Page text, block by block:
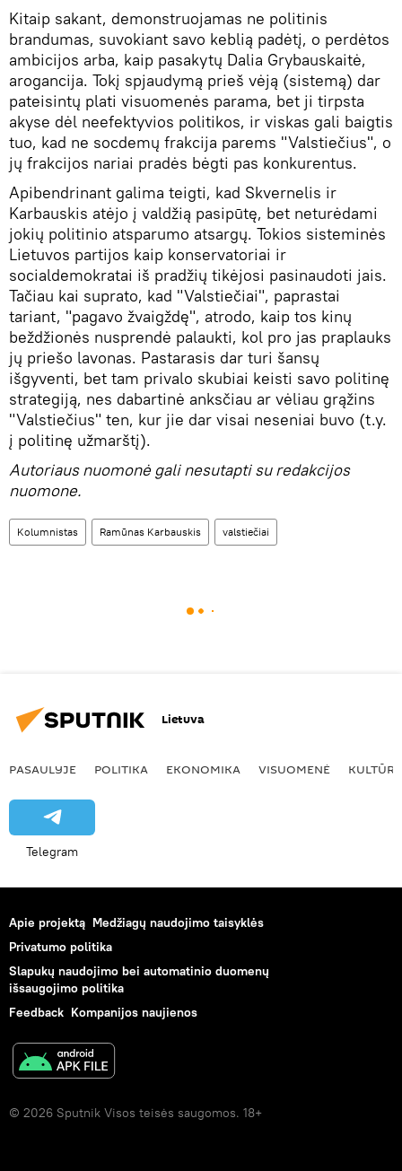
Kitaip sakant, demonstruojamas ne politinis
brandumas, suvokiant savo keblią padėtį, o perdėtos
ambicijos arba, kaip pasakytų Dalia Grybauskaitė,
arogancija. Tokį spjaudymą prieš vėją (sistemą) dar
pateisintų plati visuomenės parama, bet ji tirpsta
akyse dėl neefektyvios politikos, ir viskas gali baigtis
tuo, kad ne socdemų frakcija parems "Valstiečius", o
jų frakcijos nariai pradės bėgti pas konkurentus.
Apibendrinant galima teigti, kad Skvernelis ir
Karbauskis atėjo į valdžią pasipūtę, bet neturėdami
jokių politinio atsparumo atsargų. Tokios sisteminės
Lietuvos partijos kaip konservatoriai ir
socialdemokratai iš pradžių tikėjosi pasinaudoti jais.
Tačiau kai suprato, kad "Valstiečiai", paprastai
tariant, "pagavo žvaigždę", atrodo, kaip tos kinų
beždžionės nusprendė palaukti, kol pro jas praplauks
jų priešo lavonas. Pastarasis dar turi šansų
išgyventi, bet tam privalo skubiai keisti savo politinę
strategiją, nes dabartinė anksčiau ar vėliau grąžins
"Valstiečius" ten, kur jie dar visai neseniai buvo (t.y.
į politinę užmarštį).
Autoriaus nuomonė gali nesutapti su redakcijos
nuomone.
Kolumnistas Ramūnas Karbauskis valstiečiai
Lietuva
PASAULYJE POLITIKA EKONOMIKA VISUOMENĖ KULTŪRA
Telegram
Apie projektą Medžiagų naudojimo taisyklės
Privatumo politika
Slapukų naudojimo bei automatinio duomenų
išsaugojimo politika
Feedback Kompanijos naujienos
© 2026 Sputnik Visos teisės saugomos. 18+